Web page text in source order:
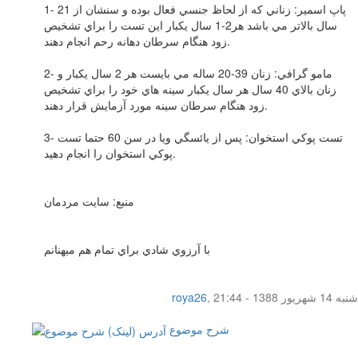
1- پاپ اسمير: زناني كه از لحاظ جنسي فعال بوده و سنشان از 21
سال بالاتر مي باشد هر2-1 سال يكبار اين تست را براي تشخيص
زود هنگام سرطان دهانه رحم انجام دهند.
2- مامو گرافي: زنان 39-20 ساله مي بايست هر 2 سال يكبار و
زنان بالاي 40 سال هر سال يكبار سينه هاي خود را براي تشخيص
زود هنگام سرطان سينه مورد آزمايش قرار دهند.
3- تست پوكي استخوان: پس از يائسگي ويا در سن 60 حتما تست
پوكي استخوان را انجام دهيد.
منبع: سايت مردمان
با آرزوي شادي براي تمام هم ميهنانم
roya26,
شنبه 14 شهریور 1388 - 21:44
شرح موضوع